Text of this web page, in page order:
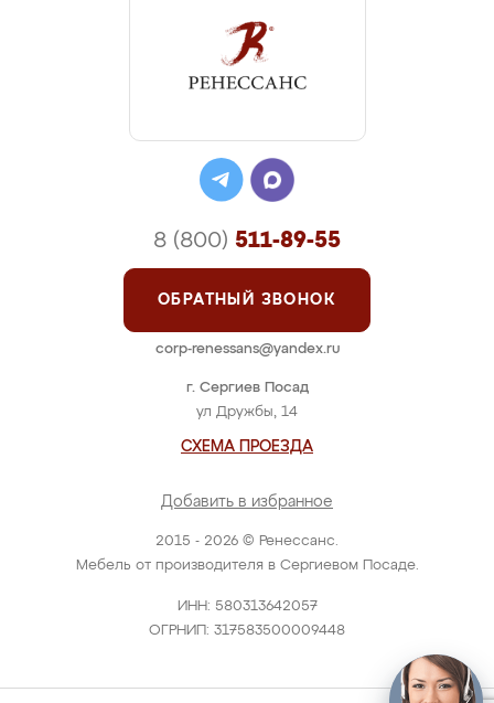
2015 - 2026 © Ренессанс.
Мебель от производителя в Сергиевом Посаде.
ИНН: 580313642057
ОГРНИП: 317583500009448
г. Сергиев Посад
ул Дружбы, 14
СХЕМА ПРОЕЗДА
Добавить в избранное
8 (800) 511-89-55
ОБРАТНЫЙ ЗВОНОК
corp-renessans@yandex.ru